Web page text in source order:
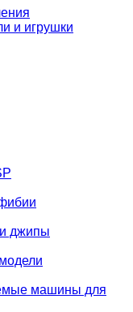
и игрушки
джипы
машины для